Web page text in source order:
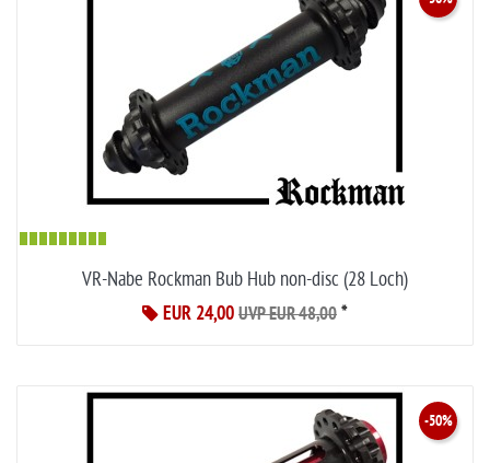
VR-Nabe Rockman Bub Hub non-disc (28 Loch)
EUR 24,00 UVP EUR 48,00 *
-50%